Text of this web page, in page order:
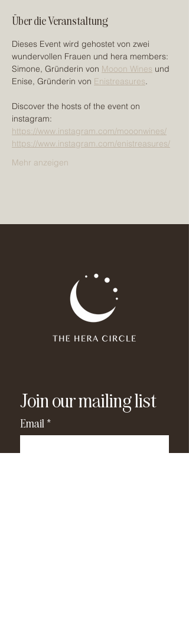
Über die Veranstaltung
Dieses Event wird gehostet von zwei
wundervollen Frauen und hera members:
Simone, Gründerin von Mooon Wines und
Enise, Gründerin von Enistreasures.
Discover the hosts of the event on
instagram:
https://www.instagram.com/mooonwines/
https://www.instagram.com/enistreasures/
Mehr anzeigen
Join our mailing list
Email *